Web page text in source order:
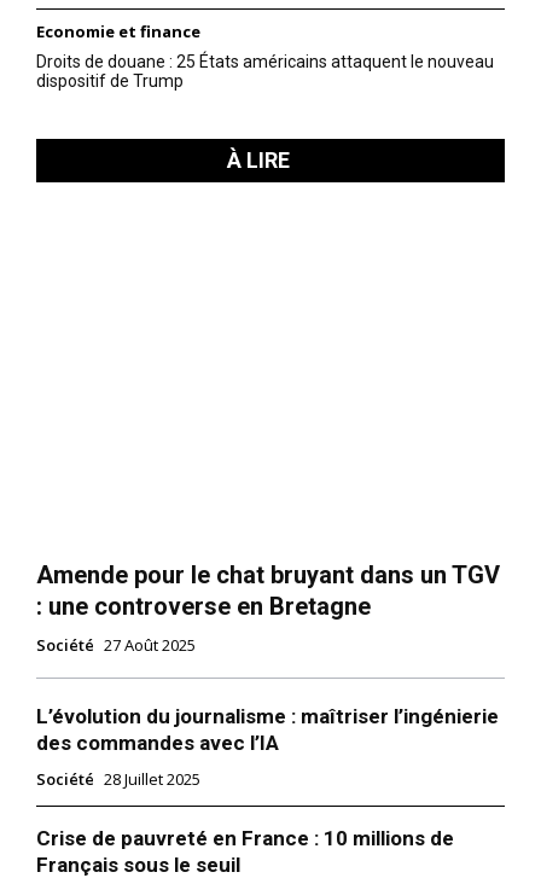
Economie et finance
Droits de douane : 25 États américains attaquent le nouveau
dispositif de Trump
À LIRE
Amende pour le chat bruyant dans un TGV
: une controverse en Bretagne
Société 27 Août 2025
L’évolution du journalisme : maîtriser l’ingénierie
des commandes avec l’IA
Société 28 Juillet 2025
Crise de pauvreté en France : 10 millions de
Français sous le seuil